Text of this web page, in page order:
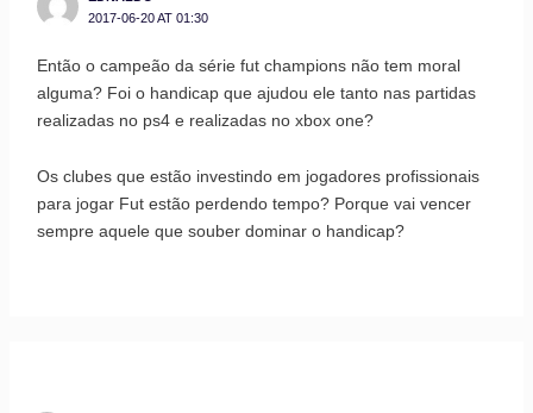
2017-06-20 AT 01:30
Então o campeão da série fut champions não tem moral
alguma? Foi o handicap que ajudou ele tanto nas partidas
realizadas no ps4 e realizadas no xbox one?
Os clubes que estão investindo em jogadores profissionais
para jogar Fut estão perdendo tempo? Porque vai vencer
sempre aquele que souber dominar o handicap?